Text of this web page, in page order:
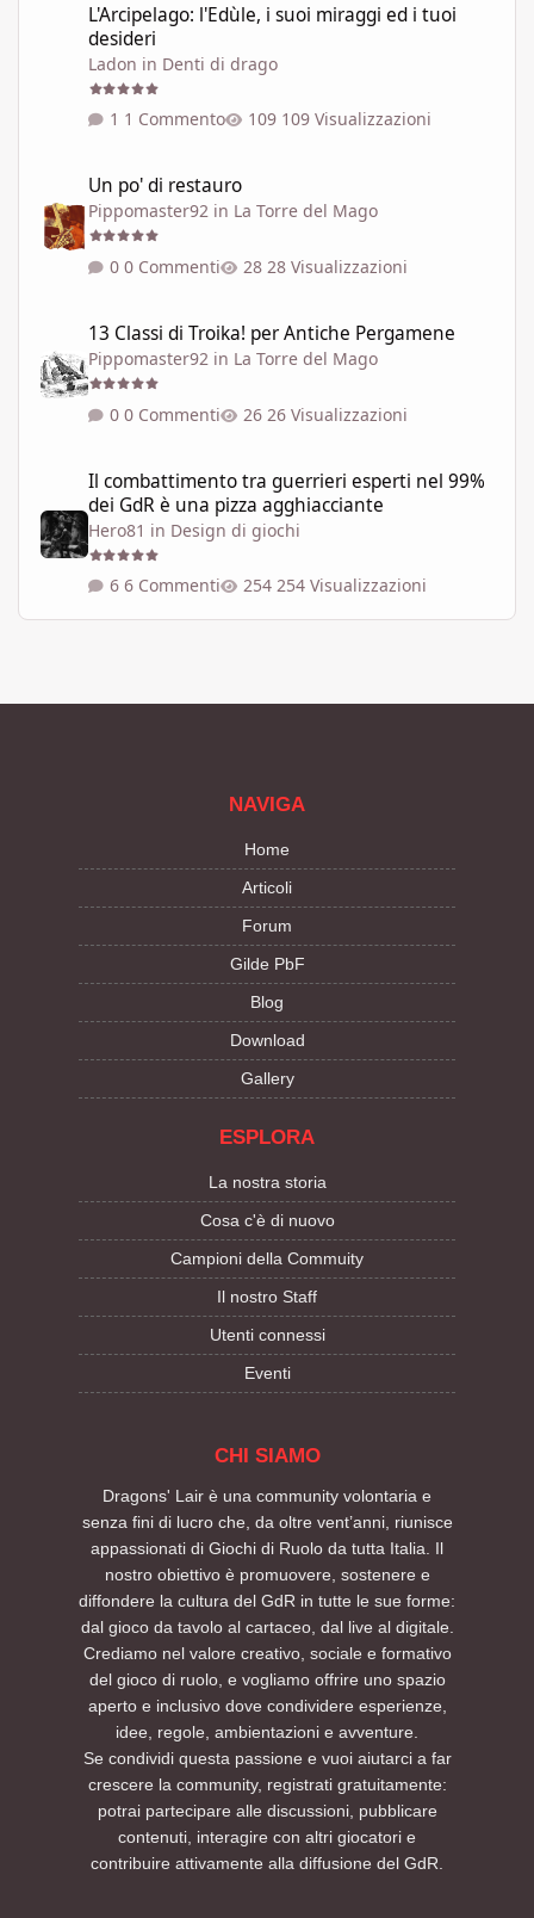
L'Arcipelago: l'Edùle, i suoi miraggi ed i tuoi
desideri
Ladon in Denti di drago
1 Commento 109 Visualizzazioni
Un po' di restauro
Pippomaster92 in La Torre del Mago
0 Commenti 28 Visualizzazioni
13 Classi di Troika! per Antiche Pergamene
Pippomaster92 in La Torre del Mago
0 Commenti 26 Visualizzazioni
Il combattimento tra guerrieri esperti nel 99%
dei GdR è una pizza agghiacciante
Hero81 in Design di giochi
6 Commenti 254 Visualizzazioni
NAVIGA
Home
Articoli
Forum
Gilde PbF
Blog
Download
Gallery
ESPLORA
La nostra storia
Cosa c'è di nuovo
Campioni della Commuity
Il nostro Staff
Utenti connessi
Eventi
CHI SIAMO
Dragons' Lair è una community volontaria e
senza fini di lucro che, da oltre vent’anni, riunisce
appassionati di Giochi di Ruolo da tutta Italia. Il
nostro obiettivo è promuovere, sostenere e
diffondere la cultura del GdR in tutte le sue forme:
dal gioco da tavolo al cartaceo, dal live al digitale.
Crediamo nel valore creativo, sociale e formativo
del gioco di ruolo, e vogliamo offrire uno spazio
aperto e inclusivo dove condividere esperienze,
idee, regole, ambientazioni e avventure.
Se condividi questa passione e vuoi aiutarci a far
crescere la community, registrati gratuitamente:
potrai partecipare alle discussioni, pubblicare
contenuti, interagire con altri giocatori e
contribuire attivamente alla diffusione del GdR.